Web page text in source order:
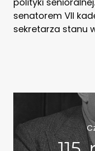
senatorem VII
sekretarza stanu